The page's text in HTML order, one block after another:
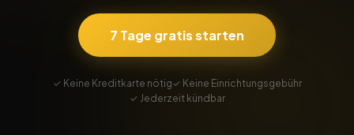
7 Tage gratis starten
✓ Keine Kreditkarte nötig✓ Keine Einrichtungsgebühr
✓ Jederzeit kündbar